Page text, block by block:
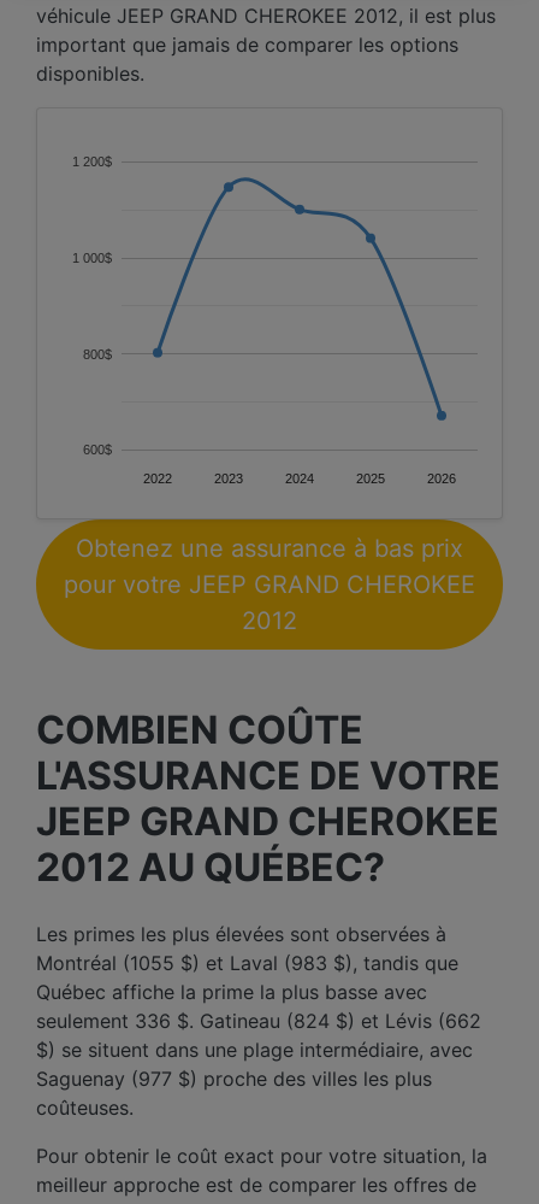
véhicule JEEP GRAND CHEROKEE 2012, il est plus
important que jamais de comparer les options
disponibles.
2022 2023 2024 2025 2026
600$
800$
1 000$
1 200$
Obtenez une assurance à bas prix
pour votre JEEP GRAND CHEROKEE
2012
COMBIEN COÛTE
L'ASSURANCE DE VOTRE
JEEP GRAND CHEROKEE
2012 AU QUÉBEC?
Les primes les plus élevées sont observées à
Montréal (1055 $) et Laval (983 $), tandis que
Québec affiche la prime la plus basse avec
seulement 336 $. Gatineau (824 $) et Lévis (662
$) se situent dans une plage intermédiaire, avec
Saguenay (977 $) proche des villes les plus
coûteuses.
Pour obtenir le coût exact pour votre situation, la
meilleur approche est de comparer les offres de